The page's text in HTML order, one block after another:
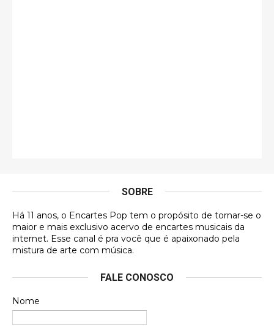
DVD MIDINHO
Francierton
futuras aquisições, e olhando o encarte aqui, me
Francierton
SOBRE
Há 11 anos, o Encartes Pop tem o propósito de tornar-se o
maior e mais exclusivo acervo de encartes musicais da
internet. Esse canal é pra você que é apaixonado pela
mistura de arte com música.
FALE CONOSCO
Nome